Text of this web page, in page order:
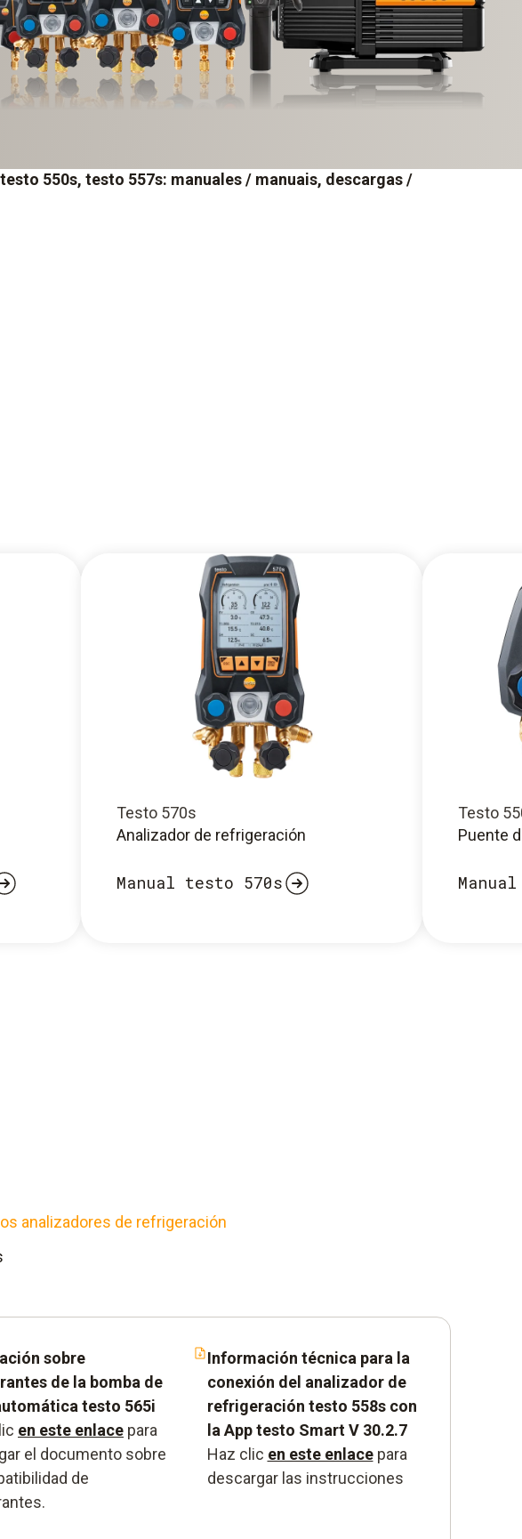
550s, testo 557s: manuales / manuais, descargas /
Testo 570s
Analizador de refrigeración
Manual testo 570s
Testo
Puente
analizadores de refrigeración
sobre
de la bomba de
testo 565i
en este enlace para
el documento sobre
de
Información técnica para la
conexión del analizador de
refrigeración testo 558s con
la App testo Smart V 30.2.7
Haz clic en este enlacepara
descargar las instrucciones